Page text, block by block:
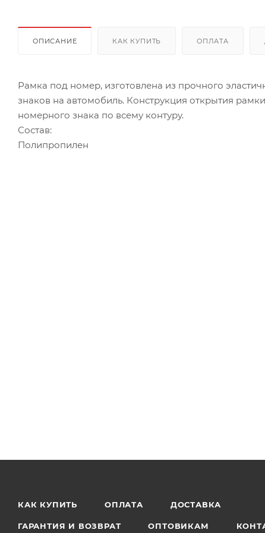
ОПИСАНИЕ КАК КУПИТЬ ОПЛАТА
Рамка под номер, изготовлена из прочного
знаков на автомобиль. Конструкция открытия
номерного знака по всему контуру.
Состав:
Полипропилен
КАК КУПИТЬ ОПЛАТА ДОСТАВКА
ГАРАНТИЯ И ВОЗВРАТ ОПТОВИКАМ